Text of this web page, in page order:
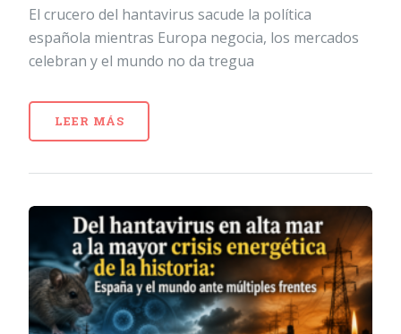
El crucero del hantavirus sacude la política
española mientras Europa negocia, los mercados
celebran y el mundo no da tregua
LEER MÁS